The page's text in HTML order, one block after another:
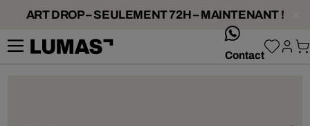
ART DROP – SEULEMENT 72H – MAINTENANT !
Contact